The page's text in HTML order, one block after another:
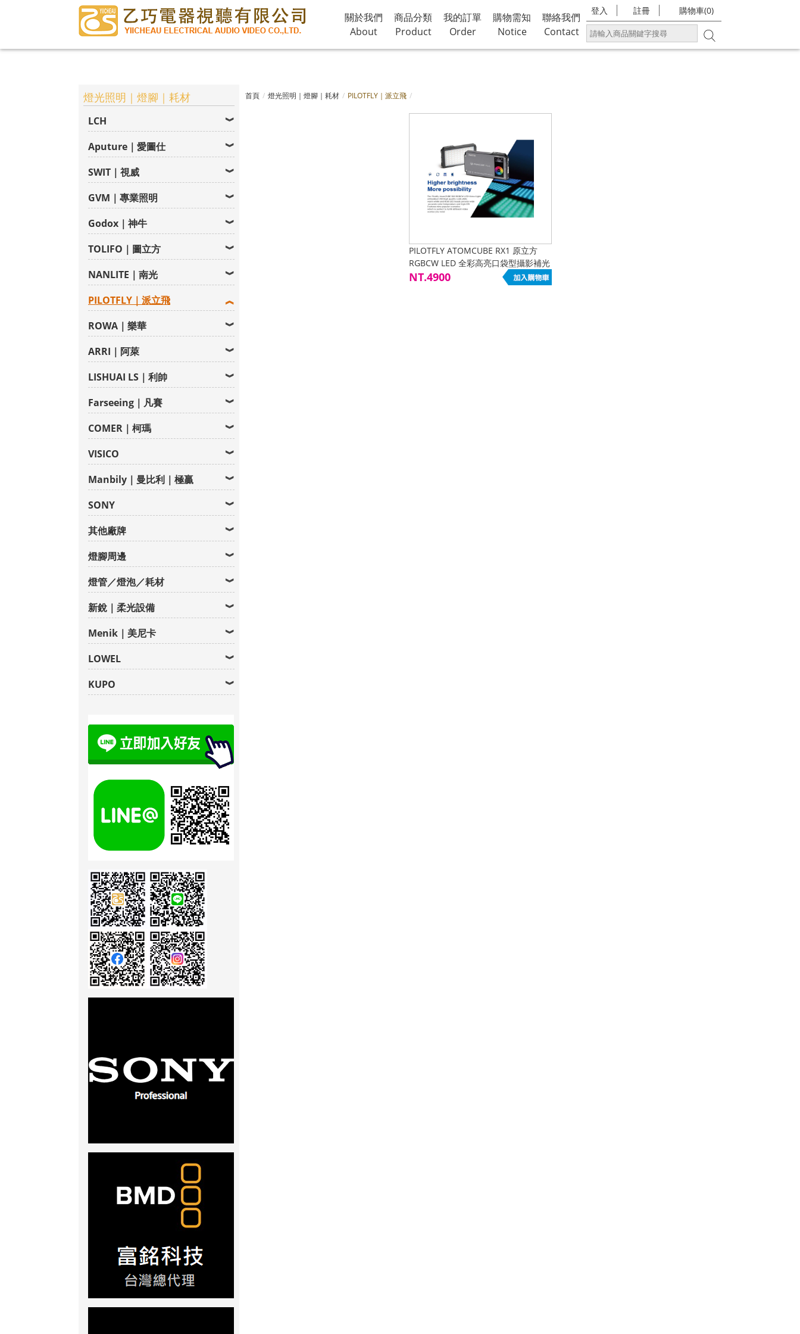
關於我們
About
商品分類
Product
我的訂單
Order
購物需知
Notice
聯絡我們
Contact
登入 註冊 購物車(0)
燈光照明｜燈腳｜耗材
LCH
Aputure｜愛圖仕
SWIT｜視威
GVM｜專業照明
Godox｜神牛
TOLIFO｜圖立方
NANLITE｜南光
PILOTFLY｜派立飛
ROWA｜樂華
ARRI｜阿萊
LISHUAI LS｜利帥
Farseeing｜凡賽
COMER｜柯瑪
VISICO
Manbily｜曼比利｜極贏
SONY
其他廠牌
燈腳周邊
燈管／燈泡／耗材
新銳｜柔光設備
Menik｜美尼卡
LOWEL
KUPO
首頁 燈光照明｜燈腳｜耗材 PILOTFLY｜派立飛
PILOTFLY ATOMCUBE RX1 原立方
RGBCW LED 全彩高亮口袋型攝影補光
燈
NT.4900